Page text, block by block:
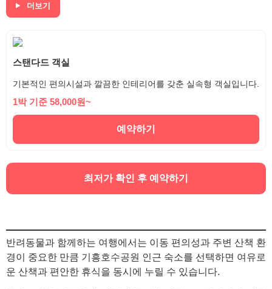
더보기
스탠다드 객실
기본적인 편의시설과 깔끔한 인테리어를 갖춘 실속형 객실입니다.
1박 기준 58,000원~
예약하기
최저가 확인 후 예약하기
반려동물과 함께하는 여행에서는 이동 편의성과 주변 산책 환
경이 중요한 만큼 기흥호수공원 인근 숙소를 선택하면 여유로
운 산책과 편안한 휴식을 동시에 누릴 수 있습니다.